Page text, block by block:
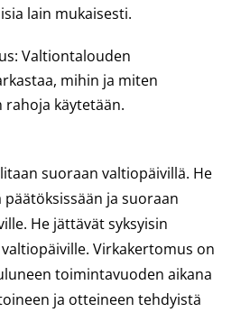
lain mukaisesti.
Valtiontalouden
mihin ja miten
käytetään.
suoraan valtiopäivillä. He
ja suoraan
He jättävät syksyisin
Virkakertomus on
toimintavuoden aikana
ja otteineen tehdyistä